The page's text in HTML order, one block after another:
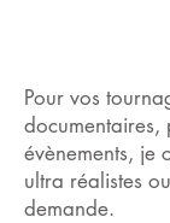
Pour vos
documentaires,
évènements, je
ultra réalistes
demande.